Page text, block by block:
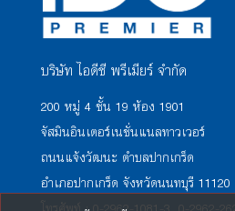
บริษัท ไอดีซี พรีเมียร์ จำกัด
200 หมู่ 4 ชั้น 19 ห้อง 1901
จัสมินอินเตอร์เนชั่นแนลทาวเวอร์
ถนนแจ้งวัฒนะ ตำบลปากเกร็ด
อำเภอปากเกร็ด จังหวัดนนทบุรี 11120